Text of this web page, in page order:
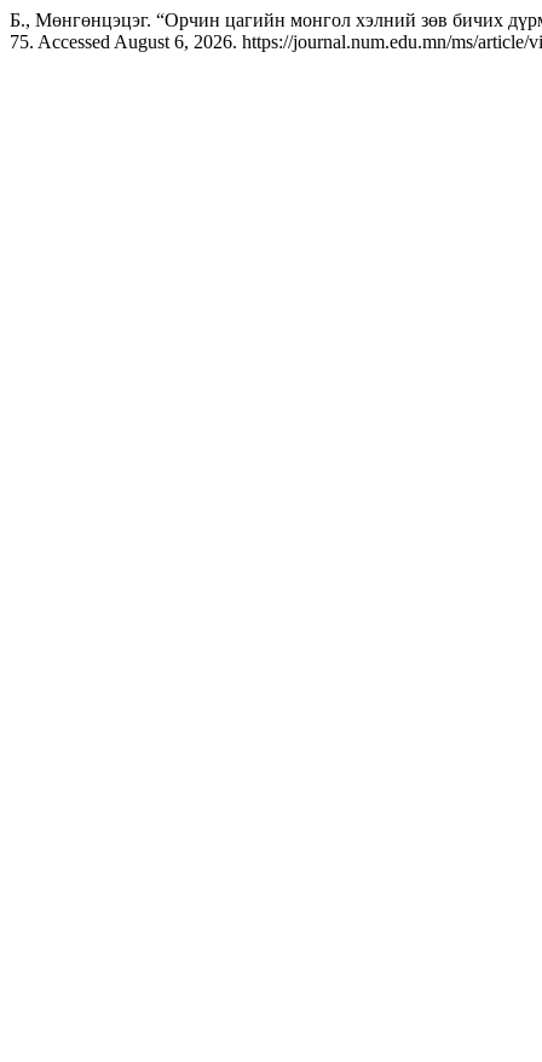
Б., Мөнгөнцэцэг. “Орчин цагийн монгол хэлний зөв бичих
75. Accessed August 6, 2026. https://journal.num.edu.mn/ms/article/